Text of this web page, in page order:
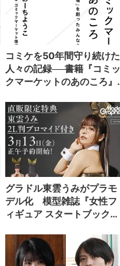
コミケを50年間守り続けた
人々の記録──書籍『コミッ
クマーケットのあのころ』
グラドル東雲うみがプラモ
デル化 模型雑誌『女性フ
ィギュア スタートブック』